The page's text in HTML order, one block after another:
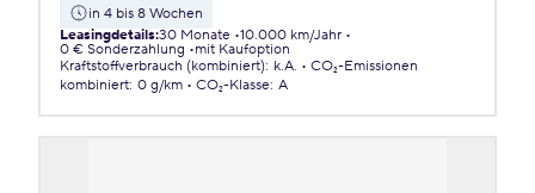
in 4 bis 8 Wochen
Leasingdetails:30 Monate 10.000 km/Jahr
0 € Sonderzahlung
mit Kaufoption
Kraftstoffverbrauch (kombiniert): k.A.
CO₂-Emissionen
kombiniert: 0 g/km CO₂-Klasse: A